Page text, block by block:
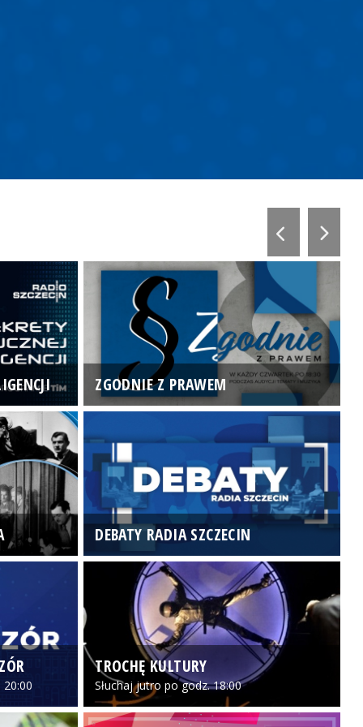
ZGODNIE Z PRAWEM
DEBATY RADIA SZCZECIN
20:00
TROCHĘ KULTURY
Słuchaj jutro po godz. 18:00